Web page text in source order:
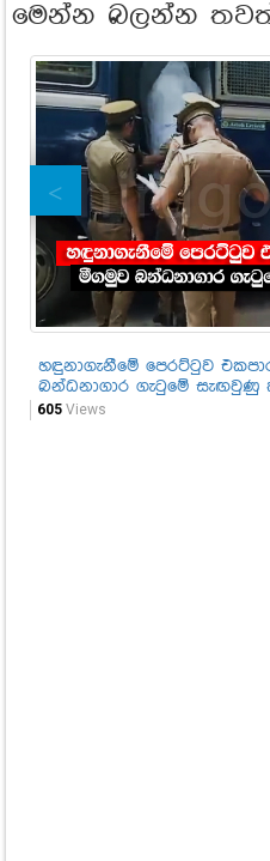
මෙන්න බලන්න
හඳුනාගැනීමේ පෙරට්ටුව
බන්ධනාගාර ගැටුමේ සැඟවුණු
605 Views